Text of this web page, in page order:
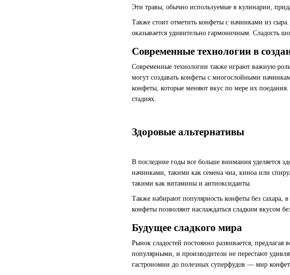
Эти травы, обычно используемые в кулинарии,
Также стоит отметить конфеты с начинками из
оказывается удивительно гармоничным. Сладость
Современные технологии в
Современные технологии также играют важную
могут создавать конфеты с многослойными
конфеты, которые меняют вкус по мере их поедания.
стадиях.
Здоровые альтернативы
В последние годы все больше внимания уделяется
начинками, такими как семена чиа, киноа или
такими как витамины и антиоксиданты.
Также набирают популярность конфеты без сахара,
конфеты позволяют наслаждаться сладким вкусом
Будущее сладкого мира
Рынок сладостей постоянно развивается,
популярными, и производители не перестают
гастрономии до полезных суперфудов — мир